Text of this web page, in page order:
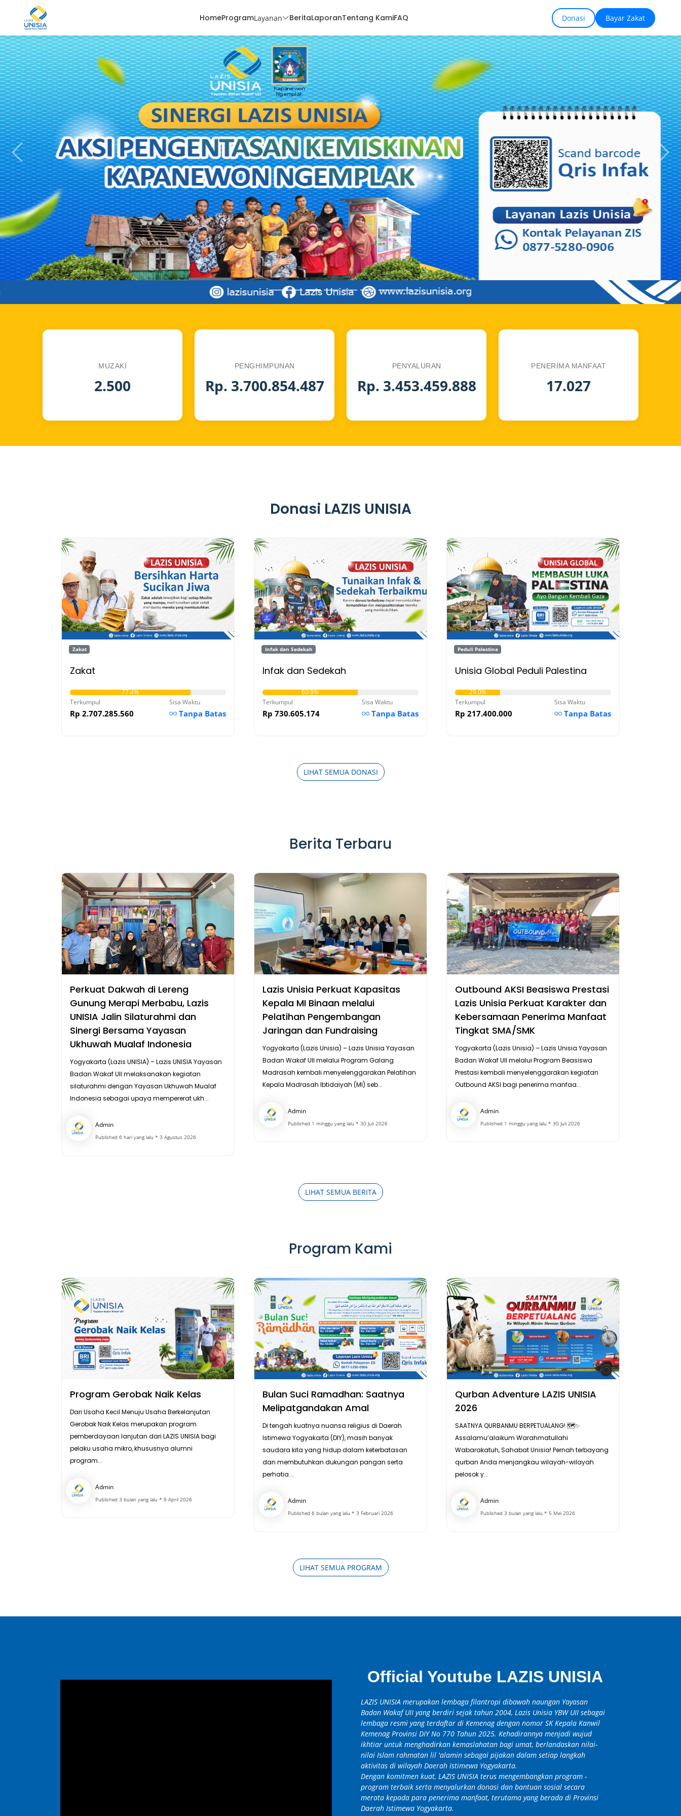
HomeProgramLayanan BeritaLaporanTentang KamiFAQ Donasi Bayar Zakat
MUZAKI
2.500
PENGHIMPUNAN
Rp. 3.700.854.487
PENYALURAN
Rp. 3.453.459.888
PENERIMA MANFAAT
17.027
Donasi LAZIS UNISIA
Zakat
Zakat
77.4%
Sisa Waktu
Tanpa Batas
Terkumpul
Rp 2.707.285.560
Infak dan Sedekah
Infak dan Sedekah
60.9%
Sisa Waktu
Tanpa Batas
Terkumpul
Rp 730.605.174
Peduli Palestina
Unisia Global Peduli Palestina
29.0%
Sisa Waktu
Tanpa Batas
Terkumpul
Rp 217.400.000
LIHAT SEMUA DONASI
Berita Terbaru
Perkuat Dakwah di Lereng
Gunung Merapi Merbabu, Lazis
UNISIA Jalin Silaturahmi dan
Sinergi Bersama Yayasan
Ukhuwah Mualaf Indonesia
Yogyakarta (Lazis UNISIA) – Lazis UNISIA Yayasan
Badan Wakaf UII melaksanakan kegiatan
silaturahmi dengan Yayasan Ukhuwah Mualaf
Indonesia sebagai upaya mempererat ukh...
Admin
Published 6 hari yang lalu * 3 Agustus 2026
Lazis Unisia Perkuat Kapasitas
Kepala MI Binaan melalui
Pelatihan Pengembangan
Jaringan dan Fundraising
Yogyakarta (Lazis Unisia) – Lazis Unisia Yayasan
Badan Wakaf UII melalui Program Galang
Madrasah kembali menyelenggarakan Pelatihan
Kepala Madrasah Ibtidaiyah (MI) seb...
Admin
Published 1 minggu yang lalu * 30 Juli 2026
Outbound AKSI Beasiswa Prestasi
Lazis Unisia Perkuat Karakter dan
Kebersamaan Penerima Manfaat
Tingkat SMA/SMK
Yogyakarta (Lazis Unisia) – Lazis Unisia Yayasan
Badan Wakaf UII melalui Program Beasiswa
Prestasi kembali menyelenggarakan kegiatan
Outbound AKSI bagi penerima manfaa...
Admin
Published 1 minggu yang lalu * 30 Juli 2026
LIHAT SEMUA BERITA
Program Kami
Program Gerobak Naik Kelas
Dari Usaha Kecil Menuju Usaha Berkelanjutan
Gerobak Naik Kelas merupakan program
pemberdayaan lanjutan dari LAZIS UNISIA bagi
pelaku usaha mikro, khususnya alumni
program...
Admin
Published 3 bulan yang lalu * 9 April 2026
Bulan Suci Ramadhan: Saatnya
Melipatgandakan Amal
Di tengah kuatnya nuansa religius di Daerah
Istimewa Yogyakarta (DIY), masih banyak
saudara kita yang hidup dalam keterbatasan
dan membutuhkan dukungan pangan serta
perhatia...
Admin
Published 6 bulan yang lalu * 3 Februari 2026
Qurban Adventure LAZIS UNISIA
2026
SAATNYA QURBANMU BERPETUALANG! 🗺️✨
Assalamu’alaikum Warahmatullahi
Wabarakatuh, Sahabat Unisia! Pernah terbayang
qurban Anda menjangkau wilayah-wilayah
pelosok y...
Admin
Published 3 bulan yang lalu * 5 Mei 2026
LIHAT SEMUA PROGRAM
Official Youtube LAZIS UNISIA
LAZIS UNISIA merupakan lembaga filantropi dibawah naungan Yayasan
Badan Wakaf UII yang berdiri sejak tahun 2004, Lazis Unisia YBW UII sebagai
lembaga resmi yang terdaftar di Kemenag dengan nomor SK Kepala Kanwil
Kemenag Provinsi DIY No 770 Tahun 2025. Kehadirannya menjadi wujud
ikhtiar untuk menghadirkan kemaslahatan bagi umat, berlandaskan nilai-
nilai Islam rahmatan lil 'alamin sebagai pijakan dalam setiap langkah
aktivitas di wilayah Daerah Istimewa Yogyakarta.
Dengan komitmen kuat, LAZIS UNISIA terus mengembangkan program -
program terbaik serta menyalurkan donasi dan bantuan sosial secara
merata kepada para penerima manfaat, terutama yang berada di Provinsi
Daerah Istimewa Yogyakarta.